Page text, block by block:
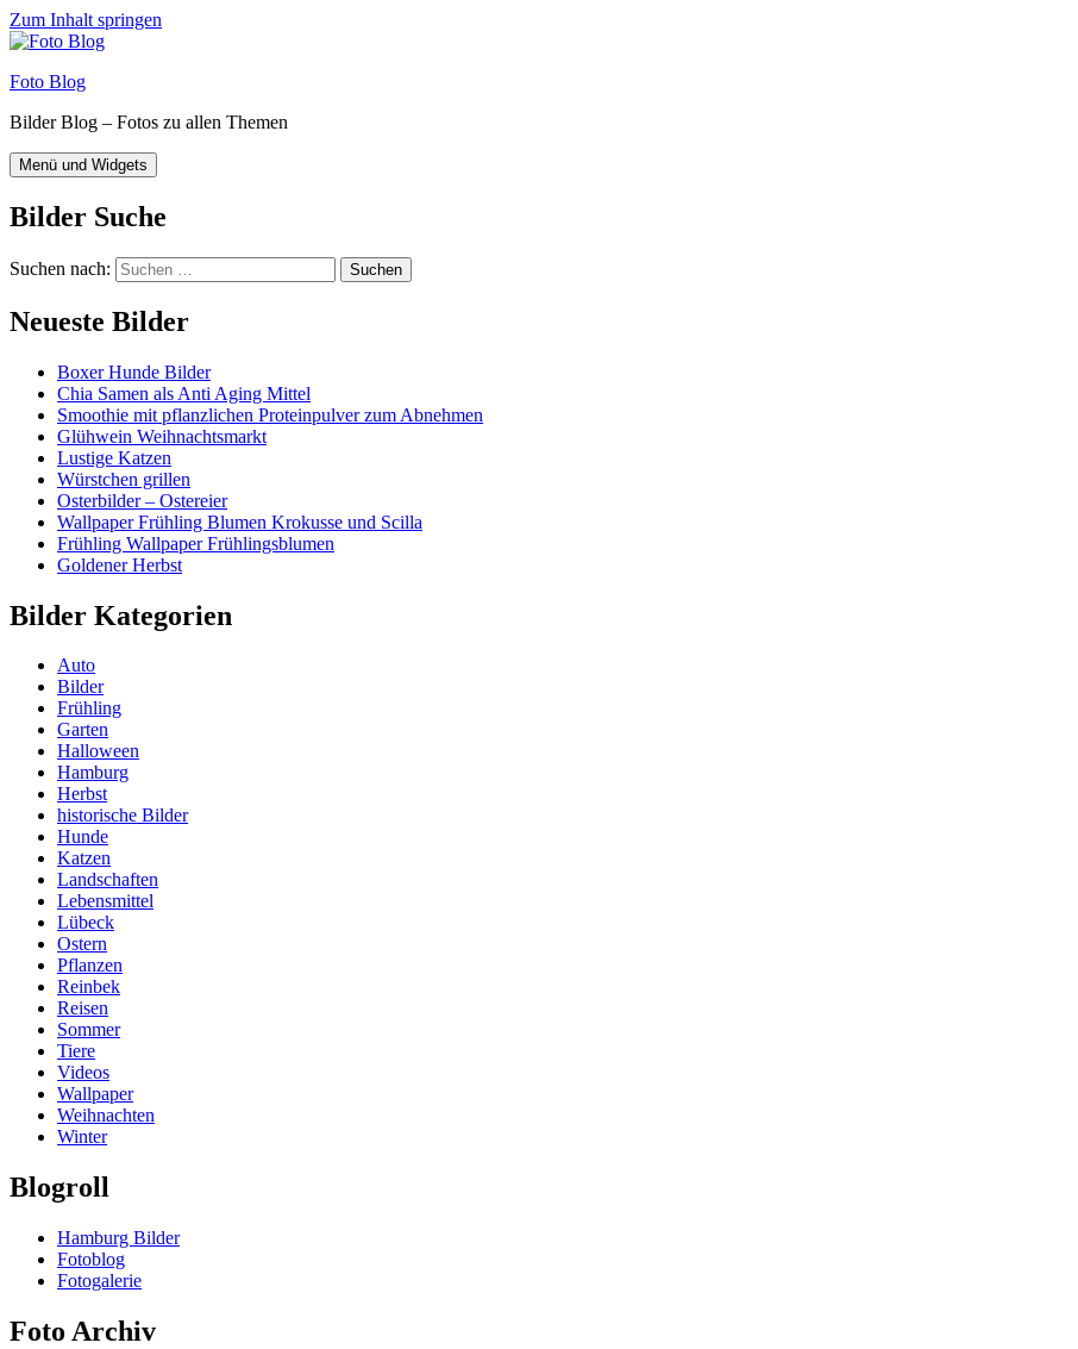
Zum Inhalt springen
Foto Blog
Bilder Blog – Fotos zu allen Themen
Menü und Widgets
Bilder Suche
Suchen nach:
Neueste Bilder
Boxer Hunde Bilder
Chia Samen als Anti Aging Mittel
Smoothie mit pflanzlichen Proteinpulver zum Abnehmen
Glühwein Weihnachtsmarkt
Lustige Katzen
Würstchen grillen
Osterbilder – Ostereier
Wallpaper Frühling Blumen Krokusse und Scilla
Frühling Wallpaper Frühlingsblumen
Goldener Herbst
Bilder Kategorien
Auto
Bilder
Frühling
Garten
Halloween
Hamburg
Herbst
historische Bilder
Hunde
Katzen
Landschaften
Lebensmittel
Lübeck
Ostern
Pflanzen
Reinbek
Reisen
Sommer
Tiere
Videos
Wallpaper
Weihnachten
Winter
Blogroll
Hamburg Bilder
Fotoblog
Fotogalerie
Foto Archiv